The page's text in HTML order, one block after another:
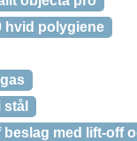
hvid polygiene
beslag med lift-off